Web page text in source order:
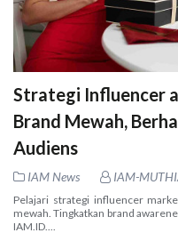
Strategi Influencer
Brand Mewah,
Audiens
IAM News IAM-
Pelajari strategi influencer
mewah. Tingkatkan brand
IAM.ID....